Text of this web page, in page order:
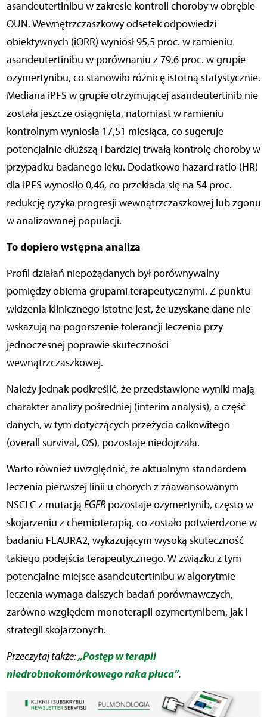
asandeutertinibu w zakresie kontroli choroby w obrębie
OUN. Wewnętrzczaszkowy odsetek odpowiedzi
obiektywnych (iORR) wyniósł 95,5 proc. w ramieniu
asandeutertinibu w porównaniu z 79,6 proc. w grupie
ozymertynibu, co stanowiło różnicę istotną statystycznie.
Mediana iPFS w grupie otrzymującej asandeutertinib nie
została jeszcze osiągnięta, natomiast w ramieniu
kontrolnym wyniosła 17,51 miesiąca, co sugeruje
potencjalnie dłuższą i bardziej trwałą kontrolę choroby w
przypadku badanego leku. Dodatkowo hazard ratio (HR)
dla iPFS wynosiło 0,46, co przekłada się na 54 proc.
redukcję ryzyka progresji wewnątrzczaszkowej lub zgonu
w analizowanej populacji.
To dopiero wstępna analiza
Profil działań niepożądanych był porównywalny
pomiędzy obiema grupami terapeutycznymi. Z punktu
widzenia klinicznego istotne jest, że uzyskane dane nie
wskazują na pogorszenie tolerancji leczenia przy
jednoczesnej poprawie skuteczności
wewnątrzczaszkowej.
Należy jednak podkreślić, że przedstawione wyniki mają
charakter analizy pośredniej (interim analysis), a część
danych, w tym dotyczących przeżycia całkowitego
(overall survival, OS), pozostaje niedojrzała.
Warto również uwzględnić, że aktualnym standardem
leczenia pierwszej linii u chorych z zaawansowanym
NSCLC z mutacją EGFRpozostaje ozymertynib, często w
skojarzeniu z chemioterapią, co zostało potwierdzone w
badaniu FLAURA2, wykazującym wysoką skuteczność
takiego podejścia terapeutycznego. W związku z tym
potencjalne miejsce asandeutertinibu w algorytmie
leczenia wymaga dalszych badań porównawczych,
zarówno względem monoterapii ozymertynibem, jak i
strategii skojarzonych.
Przeczytaj także:„Postęp w terapii
niedrobnokomórkowego raka płuca”.